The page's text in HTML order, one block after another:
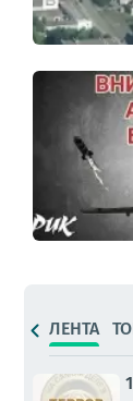
ЛЕНТА